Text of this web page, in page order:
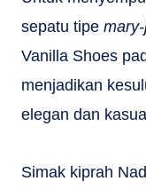
sepatu tipe
Vanilla Shoes
menjadikan
elegan dan
Simak kiprah